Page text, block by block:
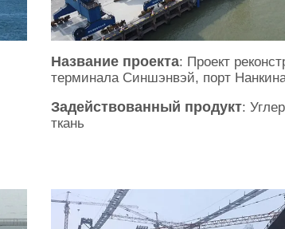
Название проекта: Проект
терминала Синшэнвэй, порт
Задействованный продукт:
ткань